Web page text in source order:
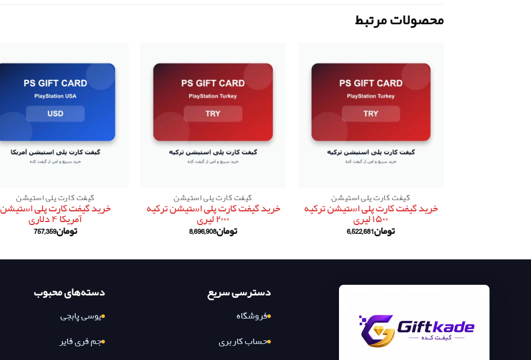
محصولات مرتبط
گیفت کارت پلی استیشن
خرید گیفت کارت پلی استیشن ترکیه
۱۵۰۰ لیری
تومان6,522,681
گیفت کارت پلی استیشن
خرید گیفت کارت پلی استیشن ترکیه
۲۰۰۰ لیری
تومان8,696,908
گیفت کارت پلی استیشن
خرید گیفت کارت پلی استیشن
آمریکا ۴ دلاری
تومان757,359
دسترسی سریع
فروشگاه
حساب کاربری
دسته‌های محبوب
یوسی پابجی
جم فری فایر